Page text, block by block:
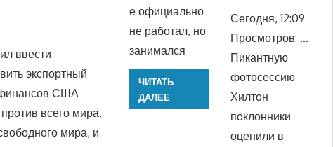
ввести
экспортный
финансов США
всего мира.
мира, и
е официально
не работал, но
занимался
ЧИТАТЬ
ДАЛЕЕ
Сегодня, 12:09
Просмотров: …
Пикантную
фотосессию
Хилтон
поклонники
оценили в